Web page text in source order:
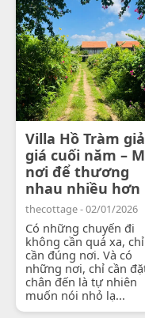
Villa Hồ Tràm
giá cuối năm –
nơi để thương
nhau nhiều hơn
thecottage - 02/01/2026
Có những chuyến đi
không cần quá xa, chỉ
cần đúng nơi. Và có
những nơi, chỉ cần
chân đến là tự nhiên
muốn nói nhỏ lạ...